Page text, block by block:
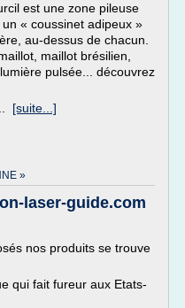
est une zone pileuse
« coussinet adipeux »
au-dessus de chacun.
maillot brésilien,
pulsée... découvrez
[suite...]
»
laser-guide.com
nos produits se trouve
qui fait fureur aux Etats-